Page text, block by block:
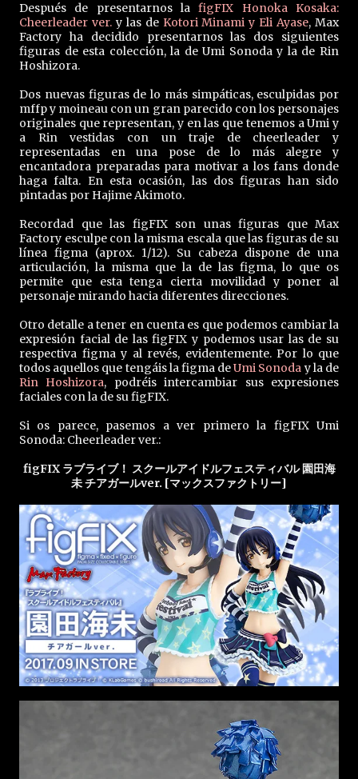
Después de presentarnos lafigFIX Honoka Kosaka:
Cheerleader ver.y las de Kotori Minami y Eli Ayase, Max
Factory ha decidido presentarnos las dos siguientes
figuras de esta colección, la de Umi Sonoda y la de Rin
Hoshizora.
Dos nuevas figuras de lo más simpáticas, esculpidas por
mffp y moineau con un gran parecido con los personajes
originales que representan, y en las que tenemos a Umi y
a Rin vestidas con un traje de cheerleader y
representadas en una pose de lo más alegre y
encantadora preparadas para motivar a los fans donde
haga falta. En esta ocasión, las dos figuras han sido
pintadas por Hajime Akimoto.
Recordad que las figFIX son unas figuras que Max
Factory esculpe con la misma escala que las figuras de su
línea figma (aprox. 1/12). Su cabeza dispone de una
articulación, la misma que la de las figma, lo que os
permite que esta tenga cierta movilidad y poner al
personaje mirando hacia diferentes direcciones.
Otro detalle a tener en cuenta es que podemos cambiar la
expresión facial de las figFIX y podemos usar las de su
respectiva figma y al revés, evidentemente. Por lo que
todos aquellos que tengáis la figma deUmi Sonoday la de
Rin Hoshizora, podréis intercambiar sus expresiones
faciales con la de su figFIX.
Si os parece, pasemos a ver primero la figFIX Umi
Sonoda: Cheerleader ver.:
figFIX ラブライブ！ スクールアイドルフェスティバル 園田海
未 チアガールver. [マックスファクトリー]